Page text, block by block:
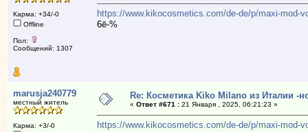
Карма: +34/-0
Offline
Пол:
Сообщений: 1307
https://www.kikocosmetics.com/de-de/p/maxi-mod-
6ē-%
marusja240779
местный житель
Карма: +3/-0
Re: Косметика Kiko Milano из Италии -
« Ответ #671 :21 Января , 2025, 06:21:23 »
https://www.kikocosmetics.com/de-de/p/maxi-mod-